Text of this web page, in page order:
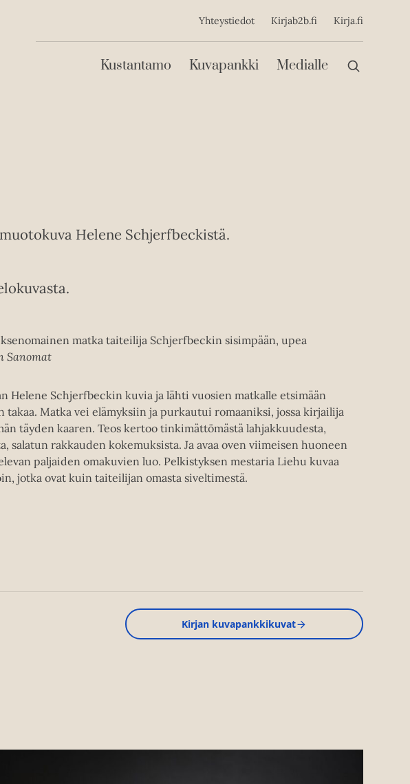
Yhteystiedot Kirjab2b.fi Kirja.fi
Päävalikko
Kustantamo Kuvapankki Medialle
Helene Schjerfbeckistä.
matka taiteilija Schjerfbeckin sisimpään, upea
Sanomat
Helene Schjerfbeckin kuvia ja lähti vuosien matkalle etsimään
takaa. Matka vei elämyksiin ja purkautui romaaniksi, jossa kirjailija
täyden kaaren. Teos kertoo tinkimättömästä lahjakkuudesta,
salatun rakkauden kokemuksista. Ja avaa oven viimeisen huoneen
paljaiden omakuvien luo. Pelkistyksen mestaria Liehu kuvaa
jotka ovat kuin taiteilijan omasta siveltimestä.
Kirjan kuvapankkikuvat